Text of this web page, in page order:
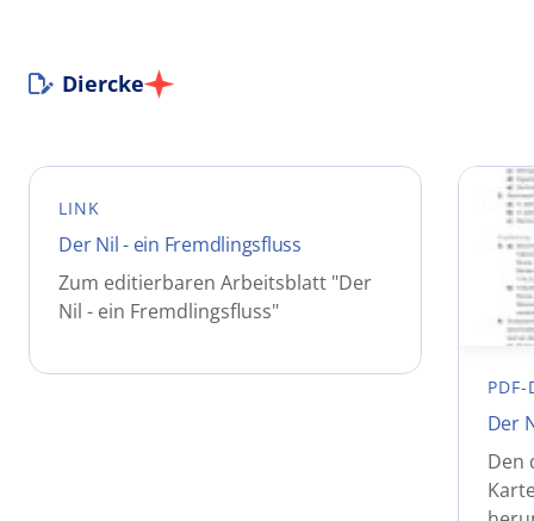
Diercke
LINK
Der Nil - ein Fremdlingsfluss
Zum editierbaren Arbeitsblatt "Der
Nil - ein Fremdlingsfluss"
PDF-
Der
Den